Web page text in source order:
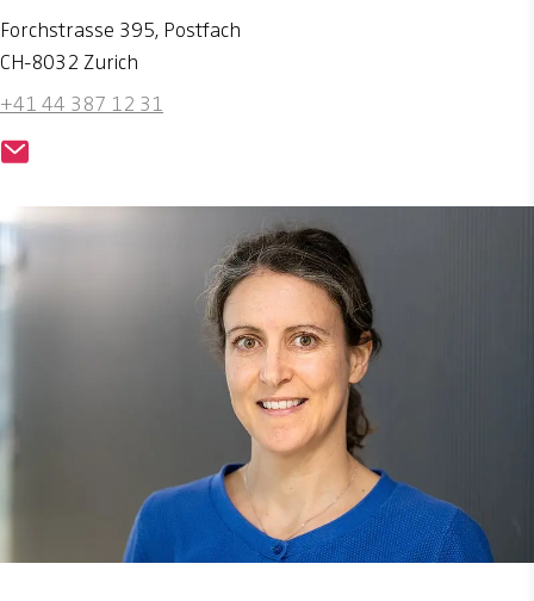
Forchstrasse 395, Postfach
CH-8032 Zurich
+41 44 387 12 31